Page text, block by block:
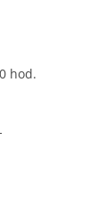
hod.